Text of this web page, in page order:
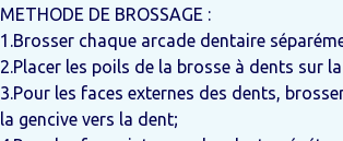
METHODE DE BROSSAGE :
1.Brosser chaque arcade dentaire
2.Placer les poils de la brosse à dents sur
3.Pour les faces externes des dents,
la gencive vers la dent;